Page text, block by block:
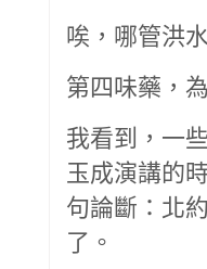
唉，哪管洪
第四味藥，
我看到，一
玉成演講的
句論斷：北
了。